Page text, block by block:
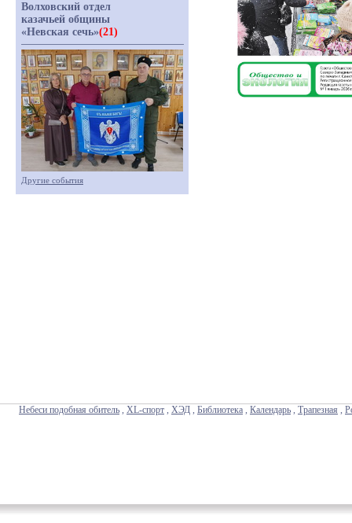
Волховский отдел
казачьей общины
«Невская сечь»(21)
Другие события
Небеси подобная обитель , XL-спорт , ХЭД , Библиотека , Календарь , Трапезная ,